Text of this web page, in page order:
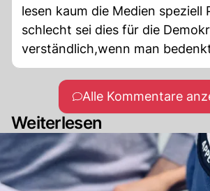
lesen kaum die Medien speziell
schlecht sei dies für die
verständlich,wenn man
Politik am Volk vorbei regiert,
machtlos, jede
zudem von den Medien
Alle Kommentare
Weiterlesen